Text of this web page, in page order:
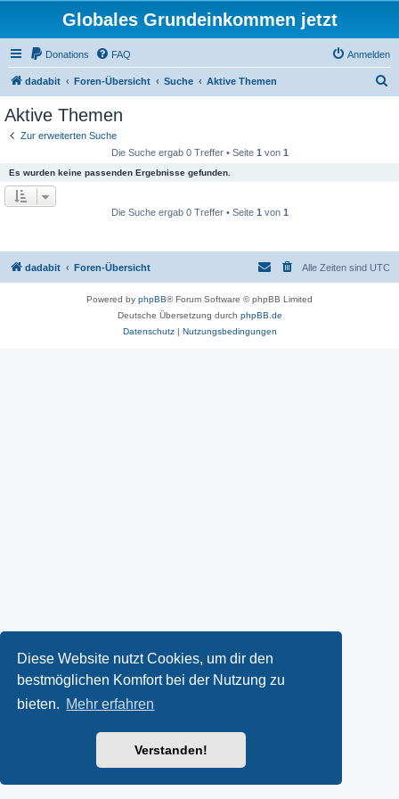
Diese Website nutzt Cookies, um dir den
bestmöglichen Komfort bei der Nutzung zu
bieten. Mehr erfahren
Verstanden!
Globales Grundeinkommen jetzt
Donations FAQ Anmelden
dadabit Foren-Übersicht Suche Aktive Themen
Aktive Themen
Zur erweiterten Suche
Die Suche ergab 0 Treffer • Seite 1 von 1
Es wurden keine passenden Ergebnisse gefunden.
Die Suche ergab 0 Treffer • Seite 1 von 1
dadabit Foren-Übersicht Alle Zeiten sind UTC
Powered by phpBB® Forum Software © phpBB Limited
Deutsche Übersetzung durch phpBB.de
Datenschutz| Nutzungsbedingungen